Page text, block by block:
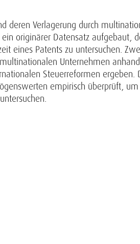
deren Verlagerung durch
originärer Datensatz aufgebaut,
eines Patents zu untersuchen.
Unternehmen
Steuerreformen ergeben.
empirisch überprüft, um